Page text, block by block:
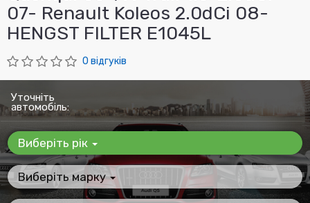
07- Renault Koleos 2.0dCi 08-
HENGST FILTER E1045L
0 відгуків
Уточніть
автомобіль:
Виберіть рік
Виберіть марку